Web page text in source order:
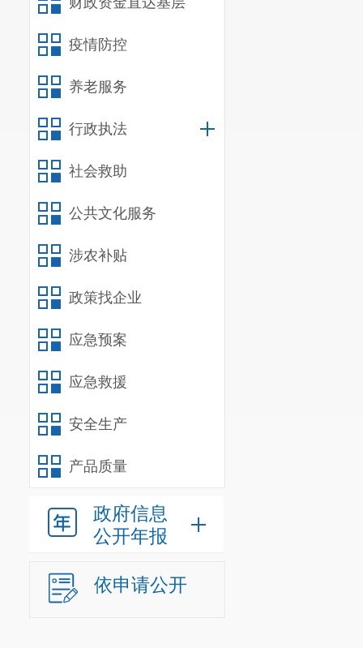
疫情防控
养老服务
行政执法
社会救助
公共文化服务
涉农补贴
政策找企业
应急预案
应急救援
安全生产
产品质量
政府信息
公开年报
依申请公开